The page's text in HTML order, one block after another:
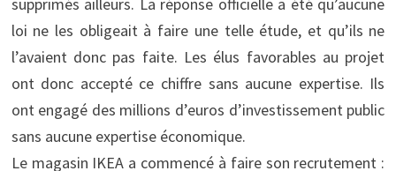
loi ne les obligeait à faire une telle étude, et qu’ils ne
l’avaient donc pas faite. Les élus favorables au projet
ont donc accepté ce chiffre sans aucune expertise. Ils
ont engagé des millions d’euros d’investissement public
sans aucune expertise économique.
Le magasin IKEA a commencé à faire son recrutement :